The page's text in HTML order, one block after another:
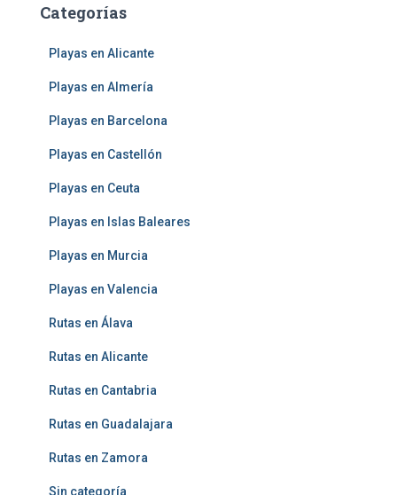
Categorías
Playas en Alicante
Playas en Almería
Playas en Barcelona
Playas en Castellón
Playas en Ceuta
Playas en Islas Baleares
Playas en Murcia
Playas en Valencia
Rutas en Álava
Rutas en Alicante
Rutas en Cantabria
Rutas en Guadalajara
Rutas en Zamora
Sin categoría